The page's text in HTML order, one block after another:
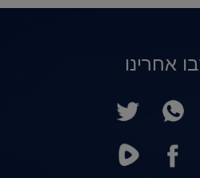
אחרינו